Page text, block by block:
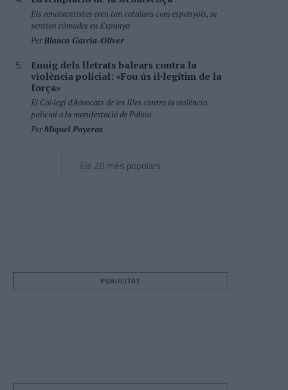
Els renaixentistes eren tan catalans com espanyols, se
sentien còmodes en Espanya
PerBlanca Garcia-Oliver
Enuig dels lletrats balears contra la
violència policial: «Fou ús il·legítim de la
força»
El Col·legi d'Advocats de les Illes contra la violència
policial a la manifestació de Palma
PerMiquel Payeras
Els 20 més populars
PUBLICITAT